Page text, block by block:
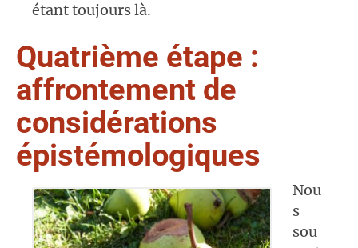
étant toujours là.
Quatrième étape :
affrontement de
considérations
épistémologiques
Nou
s
sou